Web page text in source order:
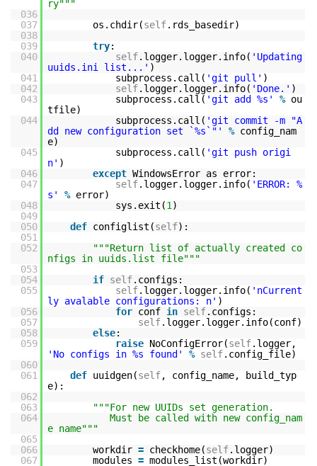
ry"""
036
037
os.chdir(self.rds_basedir)
038
039
try:
040
self.logger.logger.info( 'Updating
uuids.ini list...' )
041
subprocess.call( 'git pull' )
042
self.logger.logger.info( 'Done.' )
043
subprocess.call( 'git add %s' % ou
tfile)
044
subprocess.call( 'git commit -m "A
dd new configuration set `%s`"'
% config_nam
e)
045
subprocess.call( 'git push origi
n' )
046
except WindowsError as error:
047
self.logger.logger.info( 'ERROR: %
s'
% error)
048
sys.exit(1 )
049
050
def configlist(self):
051
052
"""Return list of actually created co
nfigs in uuids.list file"""
053
054
if self.configs:
055
self.logger.logger.info( 'nCurrent
ly avalable configurations: n' )
056
for conf in self.configs:
057
self.logger.logger.info(conf)
058
else:
059
raise NoConfigError(self.logger,
'No configs in %s found'
% self.config_file)
060
061
def uuidgen(self, config_name, build_typ
e):
062
063
"""For new UUIDs set generation.
064
Must be called with new config_nam
e name"""
065
066
workdir = checkhome(self.logger)
067
modules = modules_list(workdir)